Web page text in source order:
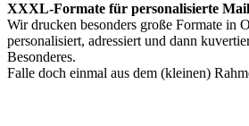
XXXL-Formate für personalisierte
Wir drucken besonders große Formate in
personalisiert, adressiert und dann
Besonderes.
Falle doch einmal aus dem (kleinen)